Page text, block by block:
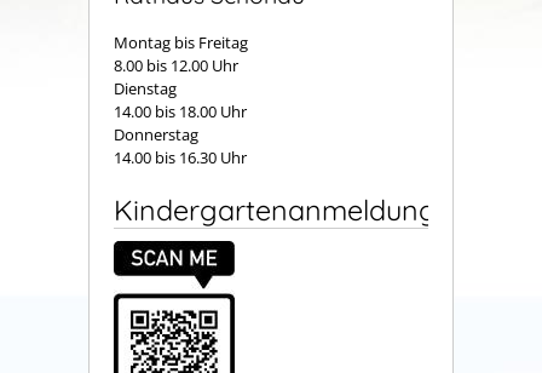
Montag bis Freitag
8.00 bis 12.00 Uhr
Dienstag
14.00 bis 18.00 Uhr
Donnerstag
14.00 bis 16.30 Uhr
Kindergartenanmeldung